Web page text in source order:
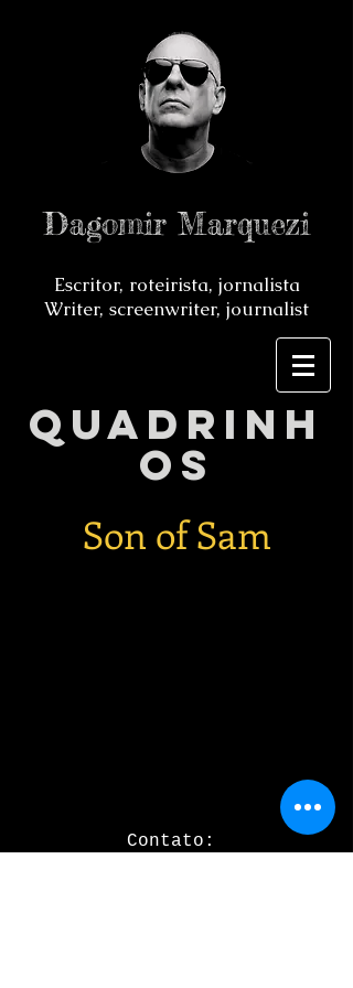
Dagomir Marquezi
Escritor, roteirista, jornalista
Writer, screenwriter, journalist
QUADRINH
OS
Son of Sam
Contato: